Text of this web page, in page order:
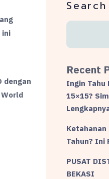
ini
dengan
Search
Recent
Ingin Tahu
15×15?
Ketahanan
Tahun? Ini
PUSAT
BEKASI